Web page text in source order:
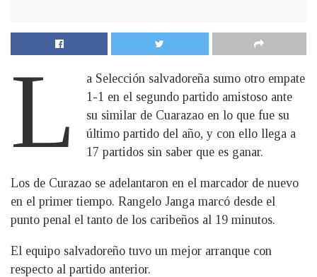
L
a Selección salvadoreña sumo otro empate
1-1 en el segundo partido amistoso ante
su similar de Cuarazao en lo que fue su
último partido del año, y con ello llega a
17 partidos sin saber que es ganar.
Los de Curazao se adelantaron en el marcador de nuevo
en el primer tiempo. Rangelo Janga marcó desde el
punto penal el tanto de los caribeños al 19 minutos.
El equipo salvadoreño tuvo un mejor arranque con
respecto al partido anterior.